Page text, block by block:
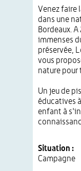
Situation :
Campagne
Venez faire
dans une
Bordeaux.
immenses
préservée,
vous
nature pour
Un jeu de
éducatives
enfant à